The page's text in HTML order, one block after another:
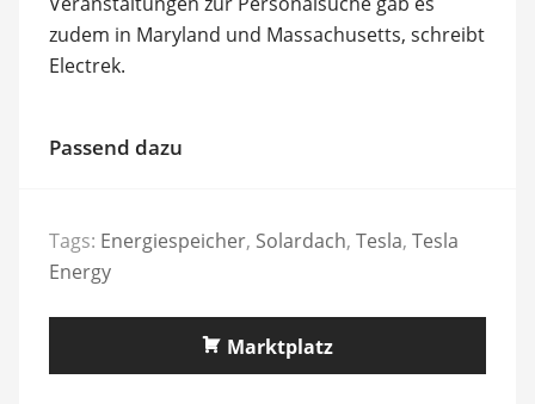
zudem in Maryland und Massachusetts, schreibt
Electrek.
Passend dazu
Tags: Energiespeicher, Solardach, Tesla, Tesla
Energy
Marktplatz